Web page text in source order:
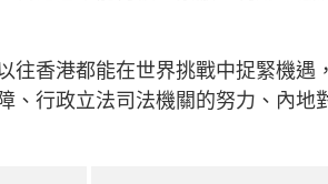
往香港都能在世界挑戰中捉緊機遇
、行政立法司法機關的努力、內地